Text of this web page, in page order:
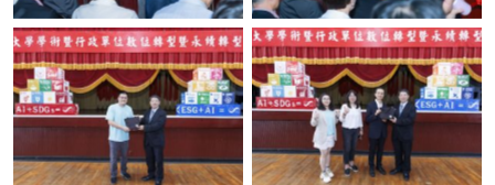
No Caption No Caption